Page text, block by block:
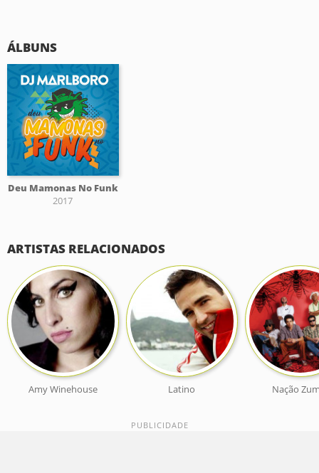
ÁLBUNS
Deu Mamonas No Funk
2017
ARTISTAS RELACIONADOS
Amy Winehouse Latino Nação